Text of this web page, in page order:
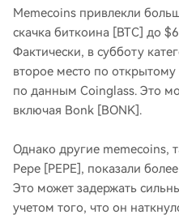
Memecoins привлекли
скачка биткоина [BTC] до
Фактически, в субботу
второе место по открытому
по данным Coinglass. Это
включая Bonk [BONK].
Однако другие memecoins,
Pepe [PEPE], показали
Это может задержать
учетом того, что он